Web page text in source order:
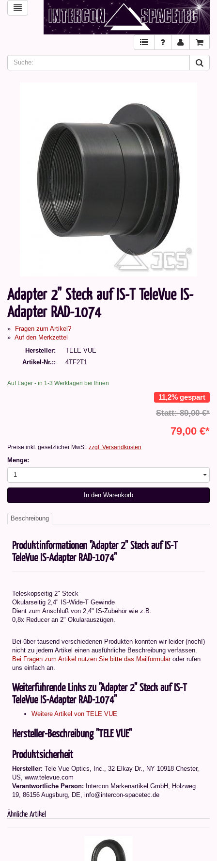
Adapter 2" Steck auf IS-T TeleVue IS-
Adapter RAD-1074
Fragen zum Artikel?
Auf den Merkzettel
Hersteller
TELE VUE
Artikel-Nr.:
4TF2T1
Auf Lager - in 1-3 Werktagen bei Ihnen
11,2% gespart
Statt: 89,00 €*
79,00 €*
Preise inkl. gesetzlicher MwSt. zzgl. Versandkosten
Menge:
1
In den Warenkorb
Beschreibung
Produktinformationen "Adapter 2" Steck auf IS-T
TeleVue IS-Adapter RAD-1074"
Teleskopseitig 2" Steck
Okularseitig 2,4" IS-Wide-T Gewinde
Dient zum Anschluß von 2,4" IS-Zubehör wie z.B.
0,8x Reducer an 2" Okularauszügen.
Bei über tausend verschiedenen Produkten konnten wir leider (noch!)
nicht zu jedem Artikel einen ausführliche Beschreibung verfassen.
Bei Fragen zum Artikel nutzen Sie bitte das Mailformularoder rufen
uns einfach an.
Weiterführende Links zu "Adapter 2" Steck auf IS-T
TeleVue IS-Adapter RAD-1074"
Weitere Artikel von TELE VUE
Hersteller-Beschreibung "TELE VUE"
Produktsicherheit
Hersteller: Tele Vue Optics, Inc., 32 Elkay Dr., NY 10918 Chester,
US, www.televue.com
Verantwortliche Person: Intercon Markenartikel GmbH, Holzweg
19, 86156 Augsburg, DE, info@intercon-spacetec.de
Ähnliche Artikel